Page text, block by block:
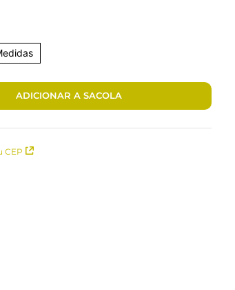
ADICIONAR A SACOLA
CEP